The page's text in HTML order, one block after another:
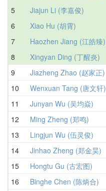
5
Jiajun Li (李嘉俊)
6
Xiao Hu (胡霄)
7
Haozhen Jiang (江皓臻)
8
Xingyan Ding (丁醒炎)
9
Jiazheng Zhao (赵家正)
10
Wenxuan Tang (唐文轩)
11
Junyan Wu (吴均焱)
12
Ming Zheng (郑鸣)
13
Lingjun Wu (伍灵俊)
14
Jinhao Zheng (郑金昊)
15
Hongtu Gu (古宏图)
16
Binghe Chen (陈炳合)